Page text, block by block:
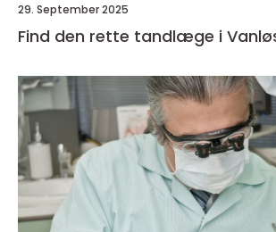
29. September 2025
Find den rette tandlæge i